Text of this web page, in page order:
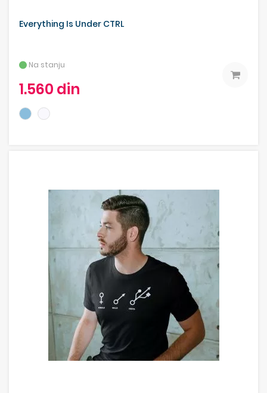
Everything Is Under CTRL
Na stanju
1.560 din